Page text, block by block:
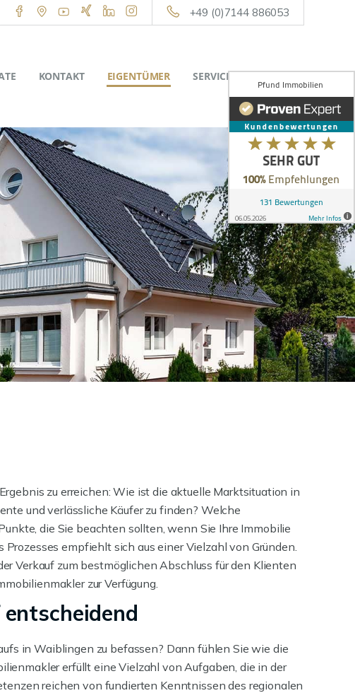
+49 (0)7144 886053
KONTAKT EIGENTÜMER SERVICE ÜBER UNS
zu erreichen: Wie ist die aktuelle Marktsituation in
und verlässliche Käufer zu finden? Welche
die Sie beachten sollten, wenn Sie Ihre Immobilie
empfiehlt sich aus einer Vielzahl von Gründen.
Verkauf zum bestmöglichen Abschluss für den Klienten
zur Verfügung.
in Waiblingen zu befassen? Dann fühlen Sie wie die
erfüllt eine Vielzahl von Aufgaben, die in der
reichen von fundierten Kenntnissen des regionalen